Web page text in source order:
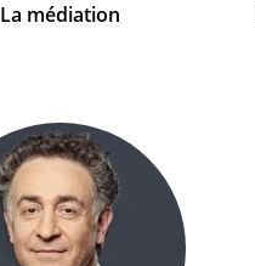
La médiation